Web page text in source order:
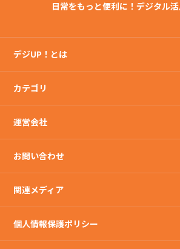
日常をもっと便利に！デジタル
デジUP！とは
カテゴリ
運営会社
お問い合わせ
関連メディア
個人情報保護ポリシー